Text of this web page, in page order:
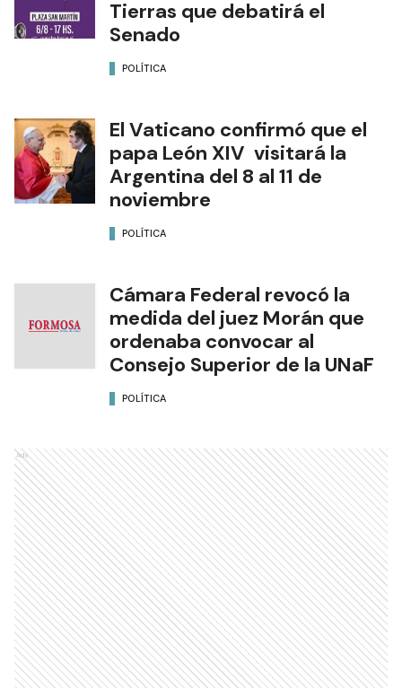
Tierras que debatirá el
Senado
POLÍTICA
El Vaticano confirmó que el
papa León XIV visitará la
Argentina del 8 al 11 de
noviembre
POLÍTICA
Cámara Federal revocó la
medida del juez Morán que
ordenaba convocar al
Consejo Superior de la UNaF
POLÍTICA
Ads